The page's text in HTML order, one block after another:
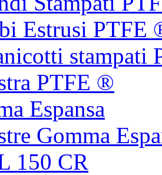
Estrusi PTFE
stampati
PTFE ®
Espansa
Gomma
150 CR